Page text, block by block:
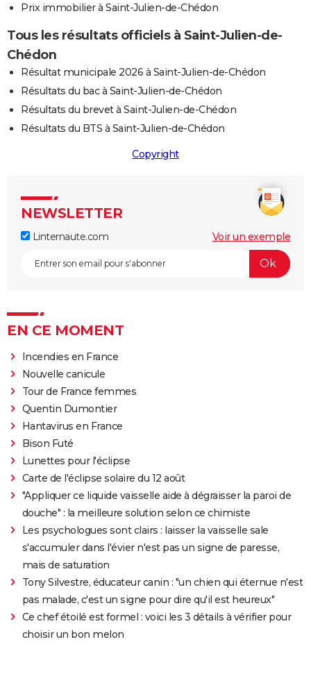
Prix immobilier à Saint-Julien-de-Chédon
Tous les résultats officiels à Saint-Julien-de-
Chédon
Résultat municipale 2026 à Saint-Julien-de-Chédon
Résultats du bac à Saint-Julien-de-Chédon
Résultats du brevet à Saint-Julien-de-Chédon
Résultats du BTS à Saint-Julien-de-Chédon
Copyright
NEWSLETTER
Linternaute.com Voir un exemple
EN CE MOMENT
Incendies en France
Nouvelle canicule
Tour de France femmes
Quentin Dumontier
Hantavirus en France
Bison Futé
Lunettes pour l'éclipse
Carte de l'éclipse solaire du 12 août
"Appliquer ce liquide vaisselle aide à dégraisser la paroi de
douche" : la meilleure solution selon ce chimiste
Les psychologues sont clairs : laisser la vaisselle sale
s'accumuler dans l'évier n'est pas un signe de paresse,
mais de saturation
Tony Silvestre, éducateur canin : "un chien qui éternue n'est
pas malade, c'est un signe pour dire qu'il est heureux"
Ce chef étoilé est formel : voici les 3 détails à vérifier pour
choisir un bon melon